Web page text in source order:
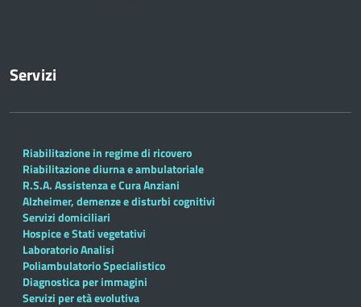
Servizi
Riabilitazione in regime di ricovero
Riabilitazione diurna e ambulatoriale
R.S.A. Assistenza e Cura Anziani
Alzheimer, demenze e disturbi cognitivi
Servizi domiciliari
Hospice e Stati vegetativi
Laboratorio Analisi
Poliambulatorio Specialistico
Diagnostica per immagini
Servizi per età evolutiva